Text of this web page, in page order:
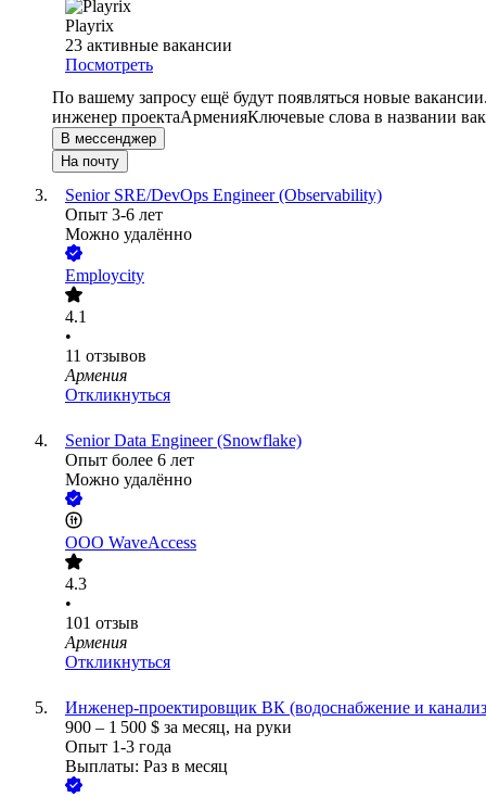
Playrix
23 активные вакансии
Посмотреть
По вашему запросу ещё будут появляться новые
инженер проектаАрменияКлючевые слова в названии
В мессенджер
На почту
Senior SRE/DevOps Engineer (Observability)
Опыт 3-6 лет
Можно удалённо
Employcity
4.1
•
11 отзывов
Армения
Откликнуться
Senior Data Engineer (Snowflake)
Опыт более 6 лет
Можно удалённо
ООО WaveAccess
4.3
•
101 отзыв
Армения
Откликнуться
Инженер-проектировщик ВК (водоснабжение и
900 – 1 500 $ за месяц, на руки
Опыт 1-3 года
Выплаты: Раз в месяц